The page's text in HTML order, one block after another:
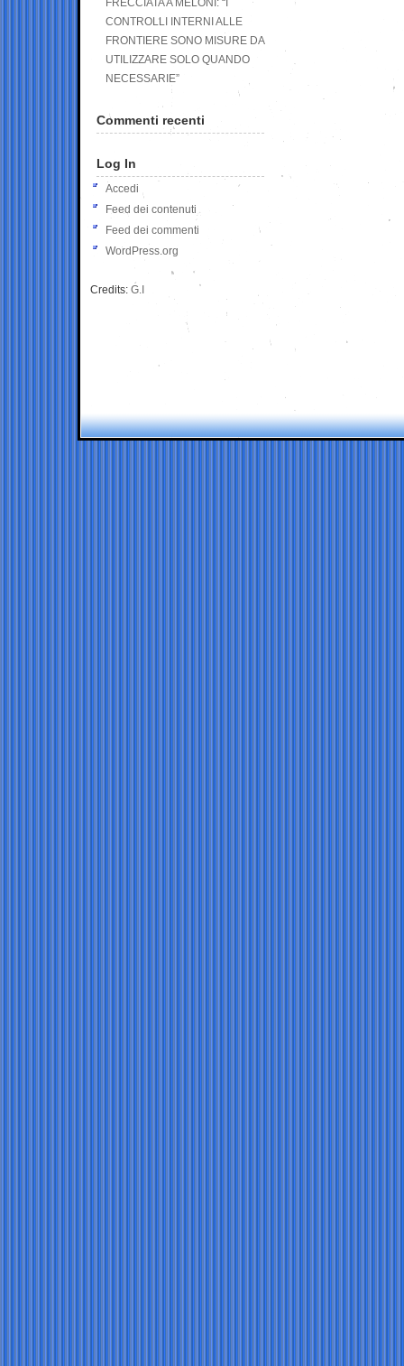
FRECCIATA A MELONI: “I
CONTROLLI INTERNI ALLE
FRONTIERE SONO MISURE DA
UTILIZZARE SOLO QUANDO
NECESSARIE”
Commenti recenti
Log In
Accedi
Feed dei contenuti
Feed dei commenti
WordPress.org
Credits: G.I